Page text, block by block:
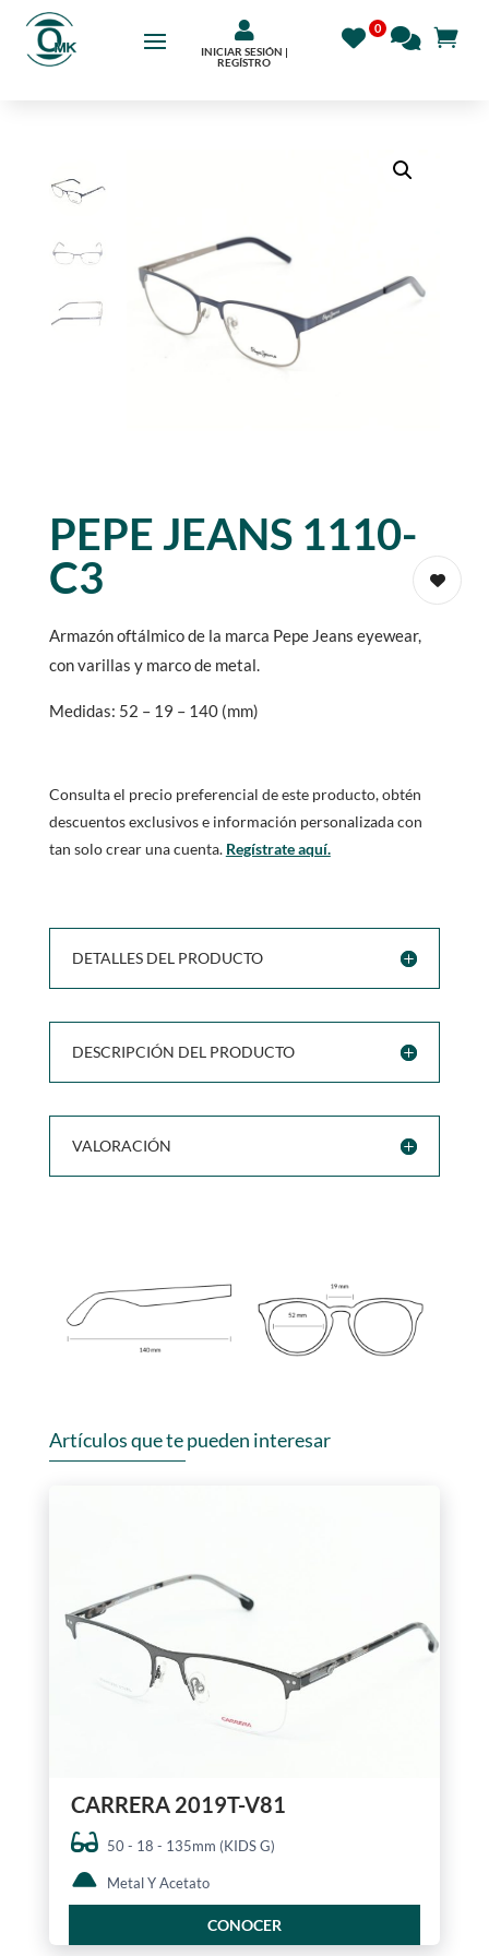

INICIAR SESIÓN |
REGÍSTRO
PEPE JEANS 1110-
C3
Armazón oftálmico de la marca Pepe Jeans eyewear,
con varillas y marco de metal.
Medidas: 52 – 19 – 140 (mm)
Consulta el precio preferencial de este producto, obtén
descuentos exclusivos e información personalizada con
tan solo crear una cuenta. Regístrate aquí.
DETALLES DEL PRODUCTO
DESCRIPCIÓN DEL PRODUCTO
VALORACIÓN
Artículos que te pueden interesar
CARRERA 2019T-V81
50 - 18 - 135mm (KIDS G)
Metal Y Acetato
CONOCER